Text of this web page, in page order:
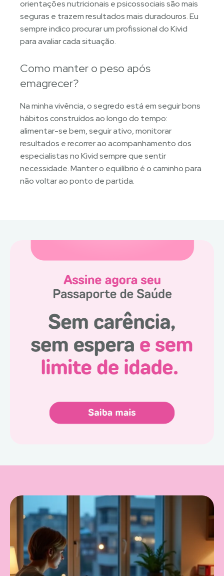
orientações nutricionais e psicossociais são mais
seguras e trazem resultados mais duradouros. Eu
sempre indico procurar um profissional do Kivid
para avaliar cada situação.
Como manter o peso após
emagrecer?
Na minha vivência, o segredo está em seguir bons
hábitos construídos ao longo do tempo:
alimentar-se bem, seguir ativo, monitorar
resultados e recorrer ao acompanhamento dos
especialistas no Kivid sempre que sentir
necessidade. Manter o equilíbrio é o caminho para
não voltar ao ponto de partida.